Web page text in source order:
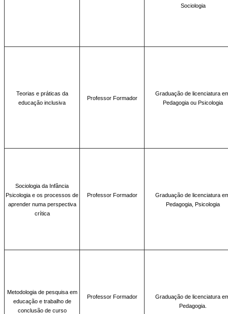
Sociologia
Teorias e práticas da
educação inclusiva
Professor Formador
Graduação de licenciatura
Pedagogia ou Psicologia
Sociologia da Infância
Psicologia e os processos de
aprender numa perspectiva
crítica
Professor Formador
Graduação de licenciatura
Pedagogia, Psicologia
Metodologia de pesquisa em
educação e trabalho de
conclusão de curso
Professor Formador
Graduação de licenciatura
Pedagogia.